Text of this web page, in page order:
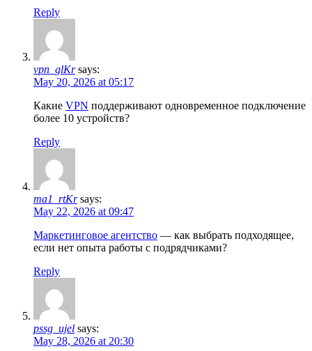
Reply
vpn_glKr says:
May 20, 2026 at 05:17
Какие VPN поддерживают одновременное подключение
более 10 устройств?
Reply
ma1_rtKr says:
May 22, 2026 at 09:47
Маркетинговое агентство — как выбрать подходящее,
если нет опыта работы с подрядчиками?
Reply
pssg_ujel says:
May 28, 2026 at 20:30